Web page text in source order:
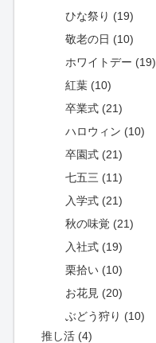
ひな祭り (19)
敬老の日 (10)
ホワイトデー (19)
紅葉 (10)
卒業式 (21)
ハロウィン (10)
卒園式 (21)
七五三 (11)
入学式 (21)
秋の味覚 (21)
入社式 (19)
栗拾い (10)
お花見 (20)
ぶどう狩り (10)
推し活 (4)